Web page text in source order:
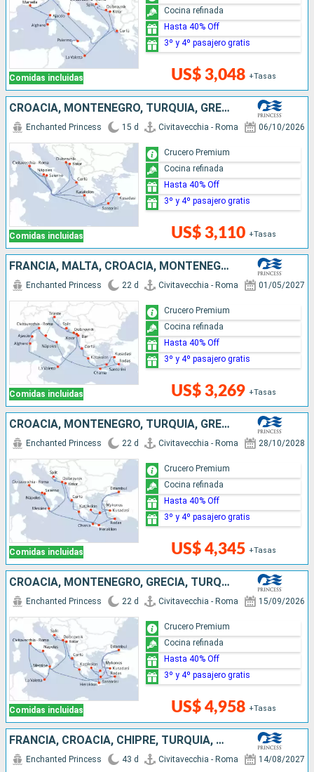
Comidas incluidas US$ 3,048 +Tasas
Cocina refinada
Hasta 40% Off
3º y 4º pasajero gratis
CROACIA, MONTENEGRO, TURQUÍA, GRECIA, ITALIA
Comidas incluidas
Enchanted Princess 15 d Civitavecchia - Roma 06/10/2026
US$ 3,110 +Tasas
Crucero Premium
Cocina refinada
Hasta 40% Off
3º y 4º pasajero gratis
FRANCIA, MALTA, CROACIA, MONTENEGRO, GRECIA, TURQUÍA, ITALIA
Comidas incluidas
Enchanted Princess 22 d Civitavecchia - Roma 01/05/2027
US$ 3,269 +Tasas
Crucero Premium
Cocina refinada
Hasta 40% Off
3º y 4º pasajero gratis
CROACIA, MONTENEGRO, TURQUÍA, GRECIA, ITALIA
Comidas incluidas
Enchanted Princess 22 d Civitavecchia - Roma 28/10/2028
US$ 4,345 +Tasas
Crucero Premium
Cocina refinada
Hasta 40% Off
3º y 4º pasajero gratis
CROACIA, MONTENEGRO, GRECIA, TURQUÍA, ITALIA, MALTA
Comidas incluidas
Enchanted Princess 22 d Civitavecchia - Roma 15/09/2026
US$ 4,958 +Tasas
Crucero Premium
Cocina refinada
Hasta 40% Off
3º y 4º pasajero gratis
FRANCIA, CROACIA, CHIPRE, TURQUÍA, GRECIA, MALTA, MONTENEGRO, ITALIA
Enchanted Princess 43 d Civitavecchia - Roma 14/08/2027